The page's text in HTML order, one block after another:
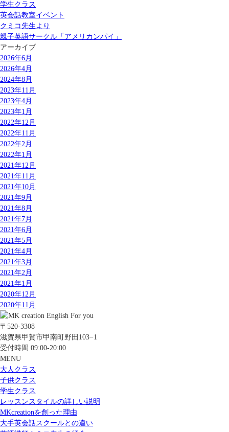
学生クラス
英会話教室イベント
クミコ先生より
親子英語サークル「アメリカンパイ」
アーカイブ
2026年6月
2026年4月
2024年8月
2023年11月
2023年4月
2023年1月
2022年12月
2022年11月
2022年2月
2022年1月
2021年12月
2021年11月
2021年10月
2021年9月
2021年8月
2021年7月
2021年6月
2021年5月
2021年4月
2021年3月
2021年2月
2021年1月
2020年12月
2020年11月
〒520-3308
滋賀県甲賀市甲南町野田103−1
受付時間 09:00-20:00
MENU
大人クラス
子供クラス
学生クラス
レッスンスタイルの詳しい説明
MKcreationを創った理由
大手英会話スクールとの違い